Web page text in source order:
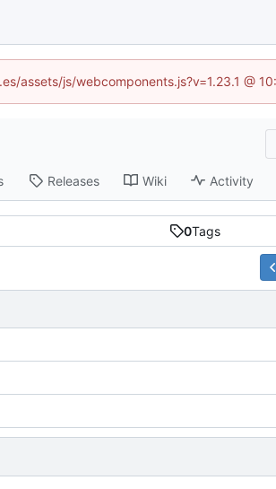
js/webcomponents.js?v=1.23.1 @
Releases Wiki Activity
0Tags